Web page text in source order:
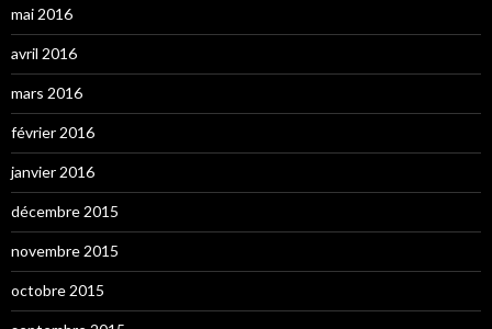
mai 2016
avril 2016
mars 2016
février 2016
janvier 2016
décembre 2015
novembre 2015
octobre 2015